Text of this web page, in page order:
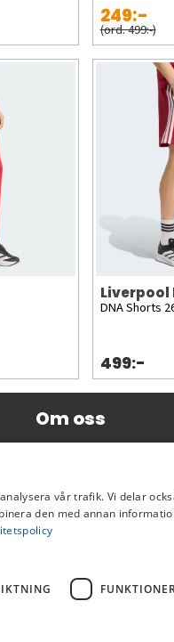
249:-
(ord. 499:-)
Liverpool
DNA Shorts
499:-
Om oss
vår trafik. Vi delar
den med annan